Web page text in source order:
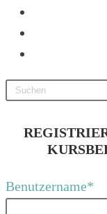
Benutzername*